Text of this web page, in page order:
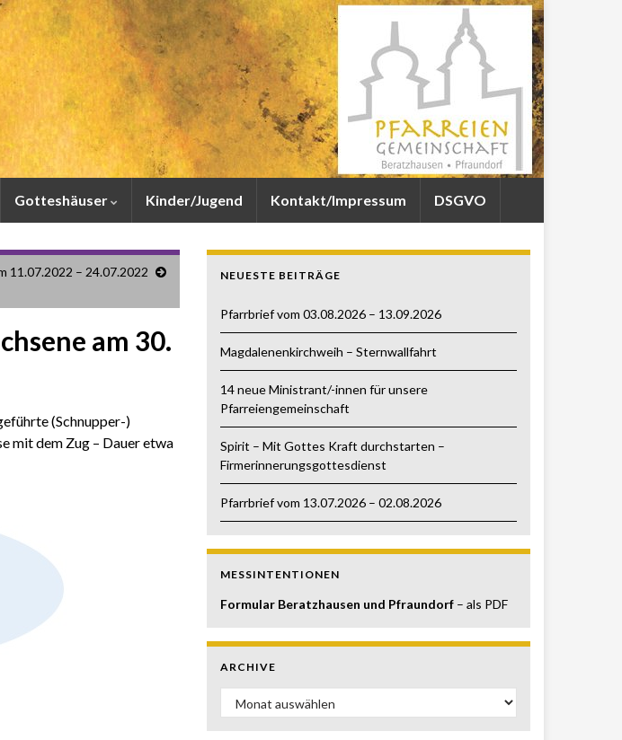
Gotteshäuser Kinder/Jugend Kontakt/Impressum DSGVO
11.07.2022 – 24.07.2022
am 30.
(Schnupper-)
mit dem Zug – Dauer etwa
NEUESTE BEITRÄGE
Pfarrbrief vom 03.08.2026 – 13.09.2026
Magdalenenkirchweih – Sternwallfahrt
14 neue Ministrant/-innen für unsere
Pfarreiengemeinschaft
Spirit – Mit Gottes Kraft durchstarten –
Firmerinnerungsgottesdienst
Pfarrbrief vom 13.07.2026 – 02.08.2026
MESSINTENTIONEN
Formular Beratzhausen und Pfraundorf – als PDF
ARCHIVE
Archive